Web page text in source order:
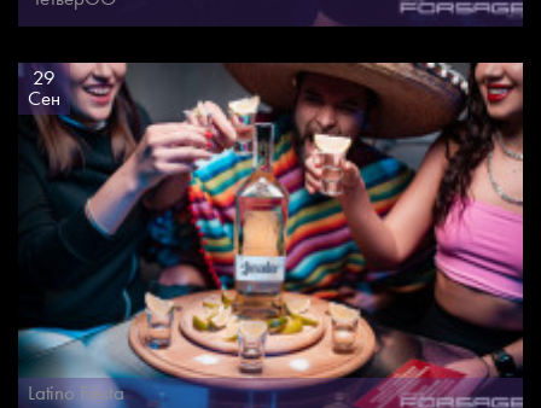
29
Сен
Latino Fiesta